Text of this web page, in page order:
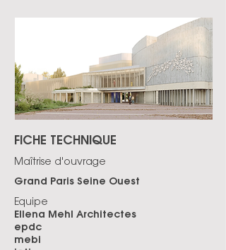
FICHE TECHNIQUE
Maîtrise d'ouvrage
Grand Paris Seine Ouest
Equipe
Ellena Mehl Architectes
epdc
mebi